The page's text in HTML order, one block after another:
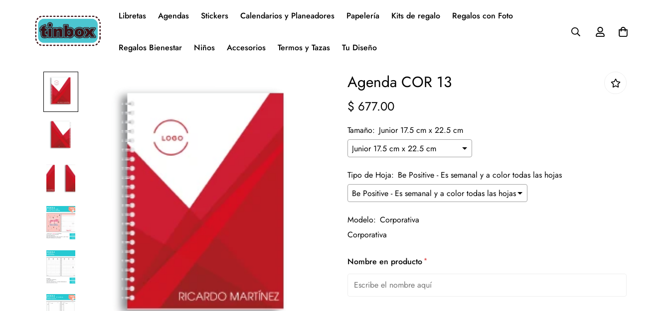
Libretas Agendas Stickers Calendarios y Planeadores Papelería Kits de regalo Regalos con Foto
Regalos Bienestar Niños Accesorios Termos y Tazas Tu Diseño
Agenda COR 13
Precio
$ 677.00
Tamaño: Junior 17.5 cm x 22.5 cm
Tipo de Hoja: Be Positive - Es semanal y a color todas las hojas
Modelo: Corporativa
Nombre en producto *